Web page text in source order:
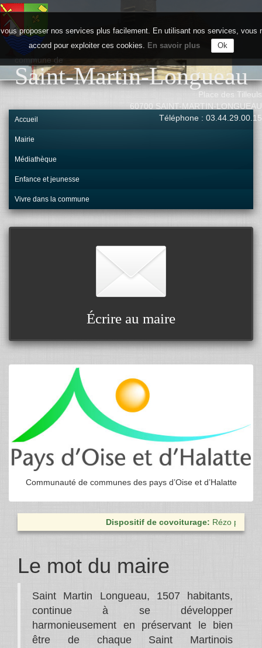
proposer nos services plus facilement. En utilisant nos services, vous
accord pour exploiter ces cookies. En savoir plus Ok
commune de
Saint-Martin-Longueau
Place des Tilleuls
60700 SAINT-MARTIN-LONGUEAU
Téléphone : 03.44.29.00.15
Accueil
Mairie
Médiathèque
Enfance et jeunesse
Vivre dans la commune
Écrire au maire
Communauté de communes des pays d’Oise et d’Halatte
Dispositif de covoiturage:Rézo pouce est
Le mot du maire
Saint Martin Longueau, 1507 habitants,
continue à se développer
harmonieusement en préservant le bien
être de chaque Saint Martinois